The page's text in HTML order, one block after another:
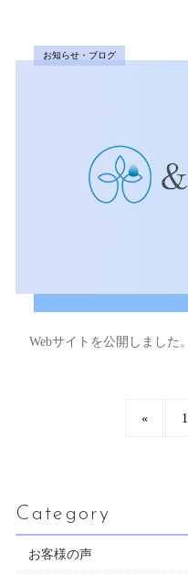
お知らせ・ブログ
Webサイトを公開しました。
« 1
Category
お客様の声